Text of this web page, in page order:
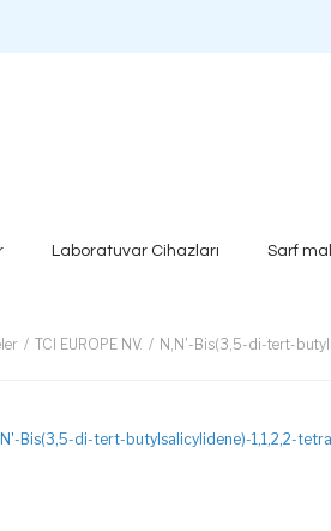
Laboratuvar Cihazları Sarf
TCI EUROPE NV. N,N'-Bis(3,5-di-tert-